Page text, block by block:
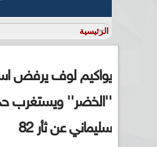
يواكيم لوف يرفض
''الخضر'' ويستغرب
سليماني عن ثأر 82